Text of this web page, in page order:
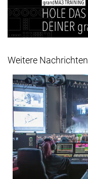
Weitere Nachrichten